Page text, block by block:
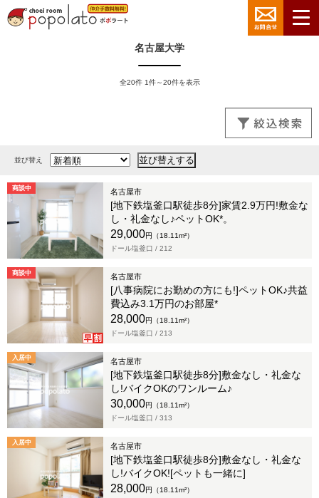
名古屋大学
全20件 1件～20件を表示
並び替え
商談中 名古屋市
[地下鉄塩釜口駅徒歩8分]家賃2.9万円!敷金な
し・礼金なし♪ペットOK*。
29,000円（18.11m²）
ドール塩釜口 / 212
商談中 名古屋市
[八事病院にお勤めの方にも!]ペットOK♪共益
費込み3.1万円のお部屋*
28,000円（18.11m²）
ドール塩釜口 / 213
入居中 名古屋市
[地下鉄塩釜口駅徒歩8分]敷金なし・礼金な
し!バイクOKのワンルーム♪
30,000円（18.11m²）
ドール塩釜口 / 313
入居中 名古屋市
[地下鉄塩釜口駅徒歩8分]敷金なし・礼金な
し!バイクOK![ペットも一緒に]
28,000円（18.11m²）